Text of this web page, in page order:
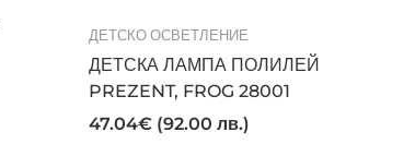
ДЕТСКО ОСВЕТЛЕНИЕ
ДЕТСКА ЛАМПА ПОЛИЛЕЙ
PREZENT, FROG 28001
47.04€ (92.00 лв.)